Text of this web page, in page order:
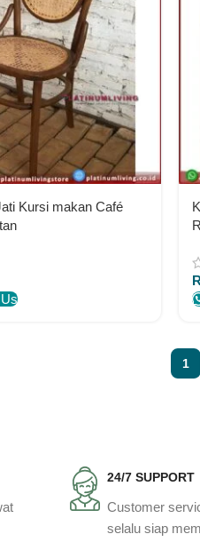
Kursi makan Café
1
24/7 SUPPORT
Customer
selalu siap